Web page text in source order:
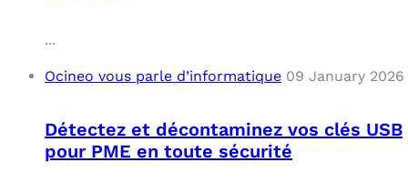
...
Ocineo vous parle d’informatique 09 January 2026
Détectez et décontaminez vos clés USB
pour PME en toute sécurité